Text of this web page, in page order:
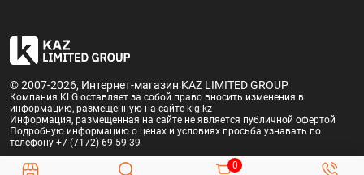
© 2007-2026, Интернет-магазин KAZ LIMITED GROUP
Компания KLG оставляет за собой право вносить изменения в
информацию, размещенную на сайте klg.kz
Информация, размещенная на сайте не является публичной офертой
Подробную информацию о ценах и условиях просьба узнавать по
телефону +7 (7172) 69-59-39
0